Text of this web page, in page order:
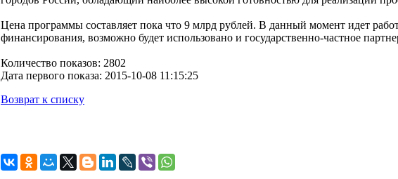
Цена программы составляет пока что 9 млрд рублей. В данный момент идет
финансирования, возможно будет использовано и государственно-частное
Количество показов: 2802
Дата первого показа: 2015-10-08 11:15:25
Возврат к списку